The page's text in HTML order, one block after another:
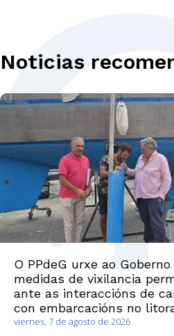
Noticias
O PPdeG urxe ao
medidas de vixilancia
ante as interaccións de
con embarcacións no
viernes, 7 de agosto de 2026